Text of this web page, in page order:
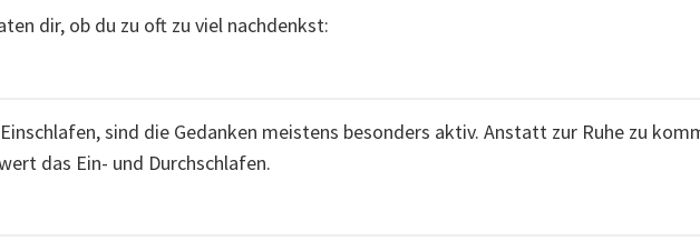
dir, ob du zu oft zu viel nachdenkst:
sind die Gedanken meistens besonders aktiv. Anstatt zur Ruhe zu
das Ein- und Durchschlafen.